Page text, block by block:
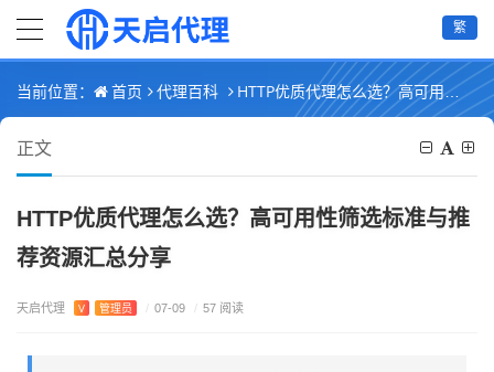
繁
当前位置： 首页 代理百科 HTTP优质代理怎么选？高可用性筛选标准与推荐资源汇总分享
正文
HTTP优质代理怎么选？高可用性筛选标准与推
荐资源汇总分享
天启代理 V 管理员 / 07-09 / 57 阅读